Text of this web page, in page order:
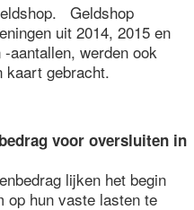
Geldshop
uit 2014, 2015 en
aantallen, werden ook
kaart gebracht.
voor oversluiten in
lijken het begin
op hun vaste lasten te